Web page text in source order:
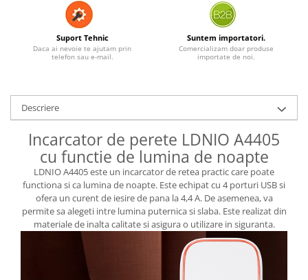
Suport Tehnic
Daca ai nevoie te ajutam prin
telefon sau e-mail.
Suntem importatori.
Comercializam doar produse
importate de noi.
Descriere
Incarcator de perete LDNIO A4405
cu functie de lumina de noapte
LDNIO A4405 este un incarcator de retea practic care poate
functiona si ca lumina de noapte. Este echipat cu 4 porturi USB si
ofera un curent de iesire de pana la 4,4 A. De asemenea, va
permite sa alegeti intre lumina puternica si slaba. Este realizat din
materiale de inalta calitate si asigura o utilizare in siguranta.